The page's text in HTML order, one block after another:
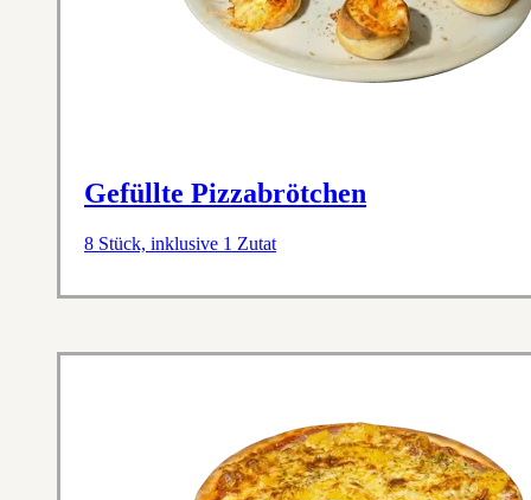
Gefüllte Pizzabrötchen
8 Stück, inklusive 1 Zutat